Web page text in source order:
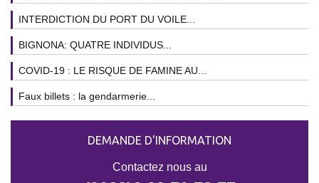
INTERDICTION DU PORT DU VOILE...
BIGNONA: QUATRE INDIVIDUS...
COVID-19 : LE RISQUE DE FAMINE AU...
Faux billets : la gendarmerie...
DEMANDE D'INFORMATION
Contactez nous au